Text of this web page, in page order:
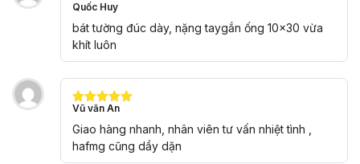
Được xếp
hạng
55
sao
Quốc Huy
bát tường đúc dày, nặng taygắn ống 10×30 vừa
khít luôn
Được xếp
hạng 5 5
sao
Vũ văn An
Giao hàng nhanh, nhân viên tư vấn nhiệt tình ,
hafmg cũng dầy dặn